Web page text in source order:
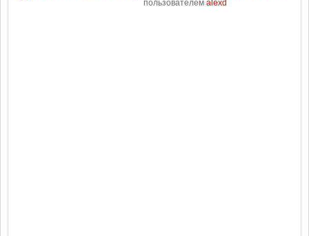
пользователем alexd